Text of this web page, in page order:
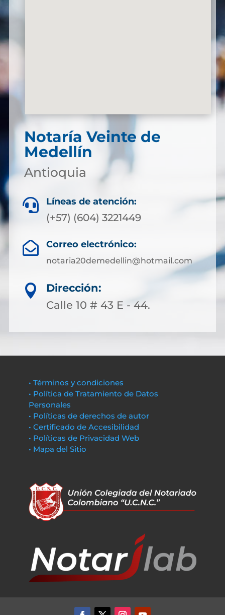
Notaría Veinte de
Medellín
Antioquia
 Líneas de atención:
(+57) (604) 3221449
 Correo electrónico:
notaria20demedellin@hotmail.com

Dirección:
Calle 10 # 43 E - 44.
• Términos y condiciones
• Política de Tratamiento de Datos
Personales
• Políticas de derechos de autor
• Certificado de Accesibilidad
• Políticas de Privacidad Web
• Mapa del Sitio